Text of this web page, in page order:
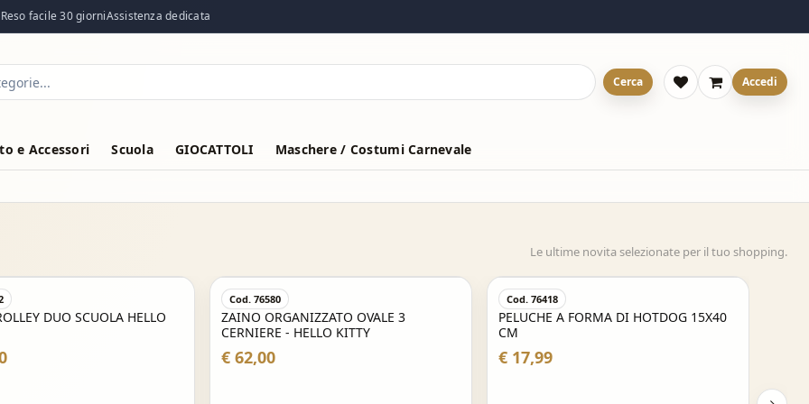
facile 30 giorniAssistenza dedicata
Cerca Accedi
e Accessori Scuola GIOCATTOLI Maschere / Costumi Carnevale
Le ultime novita selezionate per il tuo shopping.
DUO SCUOLA HELLO
Cod. 76580
ZAINO ORGANIZZATO OVALE 3
CERNIERE - HELLO KITTY
€ 62,00
Cod. 76418
PELUCHE A FORMA DI HOTDOG 15X40
CM
€ 17,99